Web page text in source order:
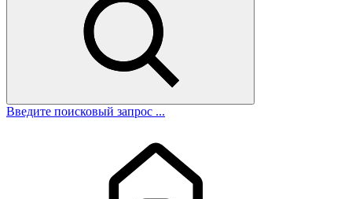
Введите поисковый запрос ...